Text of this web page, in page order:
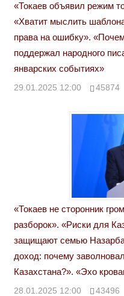
«Токаев объявил режим
«Хватит мыслить
права на ошибку».
поддержал народного
январских событиях»
29.01.2025 12:00 45874
«Токаев не сторонник
разборок». «Риски для
защищают семью
доход: почему
Казахстана?». «Эхо
28.01.2025 12:00 43496